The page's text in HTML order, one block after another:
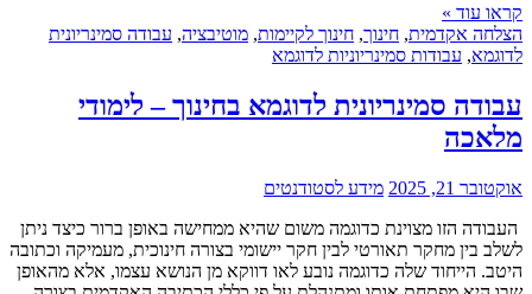
קראו עוד »
הצלחה אקדמית, חינוך, חינוך לקיימות, מוטיבציה, עבודה סמינריונית
לדוגמא, עבודות סמינריוניות לדוגמא
עבודה סמינריונית לדוגמא בחינוך – לימודי
מלאכה
אוקטובר 21, 2025
מידע לסטודנטים
העבודה הזו מצוינת כדוגמה משום שהיא ממחישה באופן ברור כיצד ניתן
לשלב בין מחקר תאורטי לבין חקר יישומי בצורה חינוכית, מעמיקה וכתובה
היטב. הייחוד שלה כדוגמה נובע לאו דווקא מן הנושא עצמו, אלא מהאופן